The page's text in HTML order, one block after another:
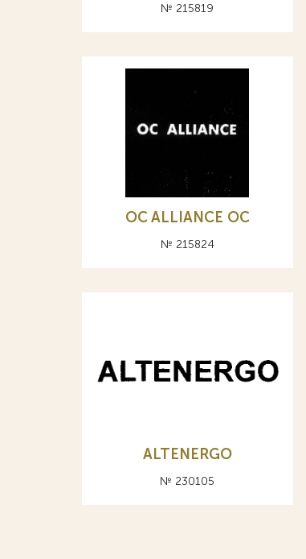
№ 215819
OC ALLIANCE ОС
№ 215824
ALTENERGO
№ 230105